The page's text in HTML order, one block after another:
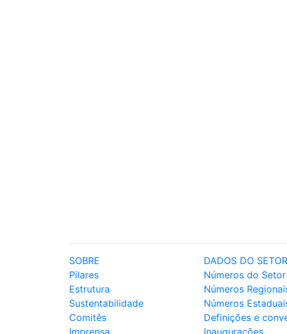
SOBRE
Pilares
Estrutura
Sustentabilidade
Comitês
Imprensa
DADOS DO SETOR
Números do Setor
Números
Números
Definições e
Inaugurações